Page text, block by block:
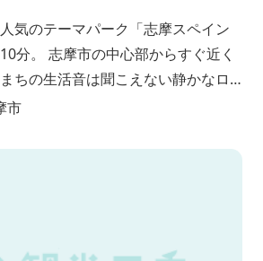
気のテーマパーク「志摩スペイン
分。 志摩市の中心部からすぐ近く
ちの生活音は聞こえない静かなロ
の温もりを感じる本格的なコテー
宿泊棟もあり、「週末、ペットと
市